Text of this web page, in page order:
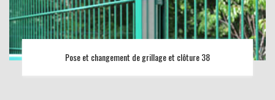
Pose et changement de grillage et clôture 38